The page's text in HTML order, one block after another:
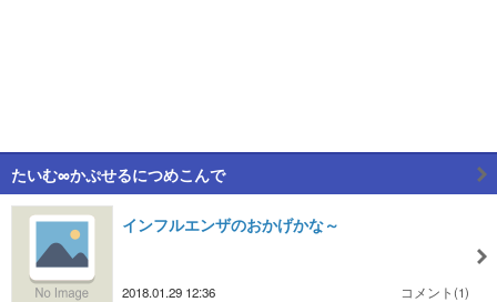
たいむ∞かぷせるにつめこんで
インフルエンザのおかげかな～
2018.01.29 12:36 コメント(1)